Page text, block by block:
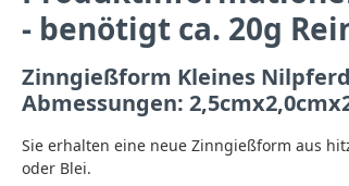
- benötigt ca. 20g
Zinngießform Kleines
Abmessungen:
Sie erhalten eine neue Zinngießform aus
oder Blei.